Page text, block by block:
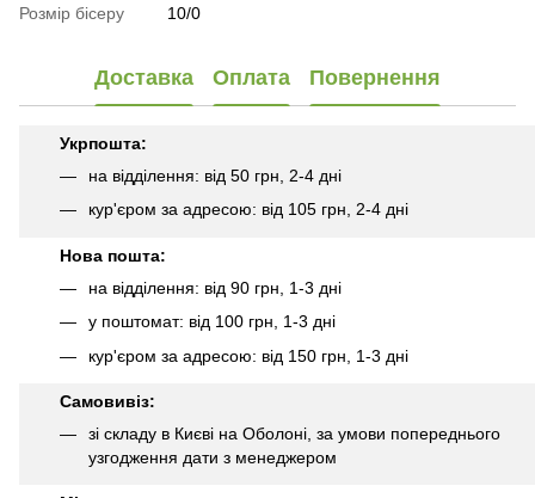
Розмір бісеру 10/0
Доставка Оплата Повернення
Укрпошта:
на відділення: від 50 грн, 2-4 дні
кур'єром за адресою: від 105 грн, 2-4 дні
Нова пошта:
на відділення: від 90 грн, 1-3 дні
у поштомат: від 100 грн, 1-3 дні
кур'єром за адресою: від 150 грн, 1-3 дні
Самовивіз:
зі складу в Києві на Оболоні, за умови попереднього
узгодження дати з менеджером